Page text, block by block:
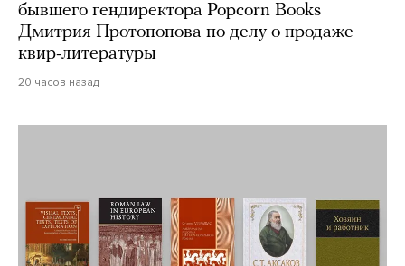
бывшего гендиректора Popcorn Books
Дмитрия Протопопова по делу о продаже
квир-литературы
20 часов назад